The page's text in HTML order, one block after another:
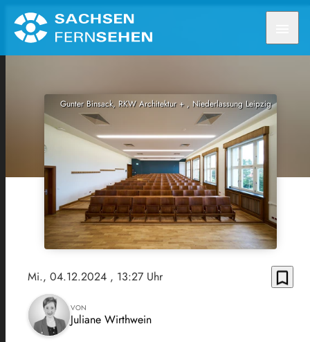
Gunter Binsack, RKW Architektur + , Niederlassung Leipzig
Mi., 04.12.2024 , 13:27 Uhr bookmark_border
VON
Juliane Wirthwein